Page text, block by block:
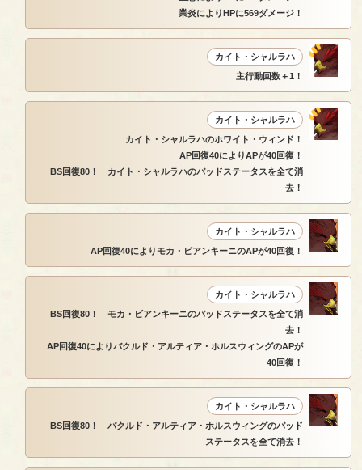
業炎によりHPに569ダメージ！
カイト・シャルラハ
主行動回数＋1！
カイト・シャルラハ
カイト・シャルラハのホワイト・ウィンド！
AP回復40によりAPが40回復！
BS回復80！ カイト・シャルラハのバッドステータスを全て消
去！
カイト・シャルラハ
AP回復40によりモカ・ビアンキーニのAPが40回復！
カイト・シャルラハ
BS回復80！ モカ・ビアンキーニのバッドステータスを全て消
去！
AP回復40によりバクルド・アルティア・ホルスウィングのAPが
40回復！
カイト・シャルラハ
BS回復80！ バクルド・アルティア・ホルスウィングのバッド
ステータスを全て消去！